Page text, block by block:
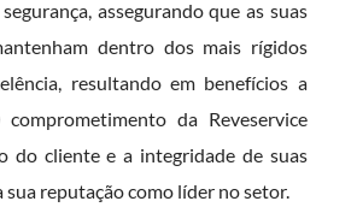
assegurando que as suas
dentro dos mais rígidos
resultando em benefícios a
da Reveservice
do cliente e a integridade de suas
sua reputação como líder no setor.